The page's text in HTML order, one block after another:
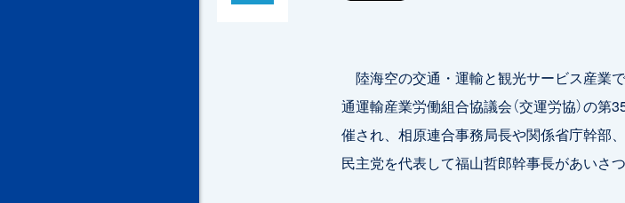
陸海空の交通・運輸と観光サービス産業
通運輸産業労働組合協議会（交運労協）の
催され、相原連合事務局長や関係省庁幹部
民主党を代表して福山哲郎幹事長があいさつ